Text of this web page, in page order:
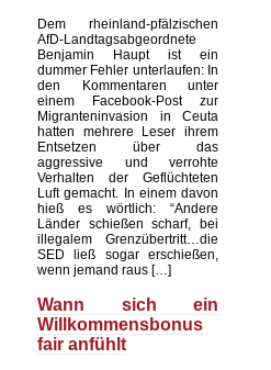
Dem rheinland-pfälzischen
AfD-Landtagsabgeordnete
Benjamin Haupt ist ein
dummer Fehler unterlaufen: In
den Kommentaren unter
einem Facebook-Post zur
Migranteninvasion in Ceuta
hatten mehrere Leser ihrem
Entsetzen über das
aggressive und verrohte
Verhalten der Geflüchteten
Luft gemacht. In einem davon
hieß es wörtlich: “Andere
Länder schießen scharf, bei
illegalem Grenzübertritt…die
SED ließ sogar erschießen,
wenn jemand raus […]
Wann sich ein
Willkommensbonus
fair anfühlt